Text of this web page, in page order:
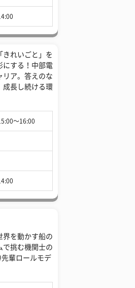
きれいごと」を
にする！中部電
リア。答えのな
成長し続ける環
〜16:00
界を動かす船の
で挑む機関士の
輩ロールモデ